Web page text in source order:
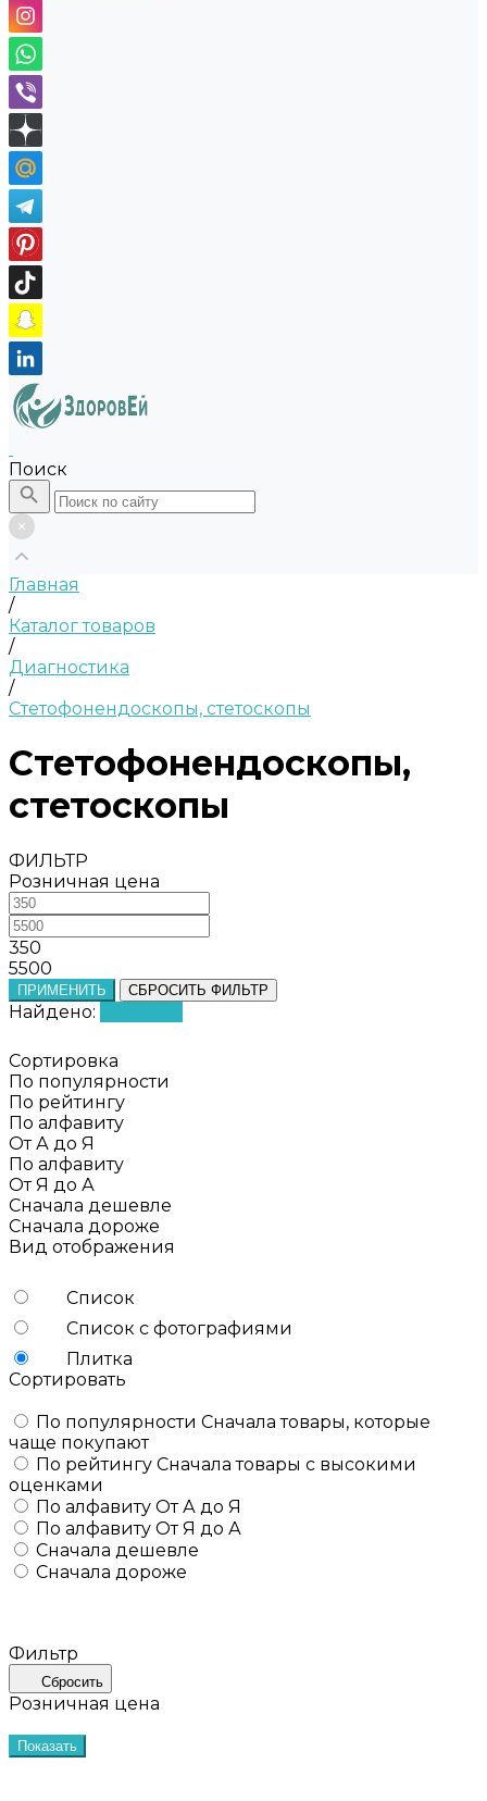
Поиск
Главная
/
Каталог товаров
/
Диагностика
/
Стетофонендоскопы, стетоскопы
Стетофонендоскопы,
стетоскопы
ФИЛЬТР
Розничная цена
350
5500
ПРИМЕНИТЬ СБРОСИТЬ ФИЛЬТР
Найдено:
Сортировка
По популярности
По рейтингу
По алфавиту
От А до Я
По алфавиту
От Я до А
Сначала дешевле
Сначала дороже
Вид отображения
Список
Список с фотографиями
Плитка
Сортировать
По популярности Сначала товары, которые
чаще покупают
По рейтингу Сначала товары с высокими
оценками
По алфавиту От А до Я
По алфавиту От Я до А
Сначала дешевле
Сначала дороже
Фильтр
Сбросить
Розничная цена
Показать